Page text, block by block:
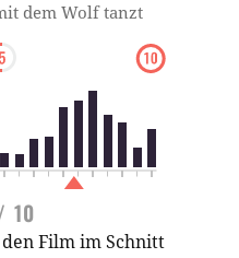
dem Wolf tanzt
10
Film im Schnitt